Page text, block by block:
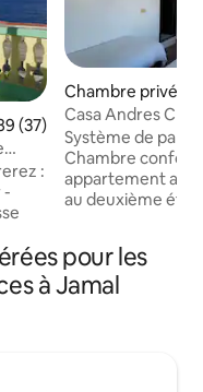
moyenne de 4,89 sur 5,
(37)
:
-
en
Chambre privée ·
Casa Andres
toit/Centrale
Système de
Chambre
appartement
au deuxième
liste des services
gastronomiques
pour les
à Jamal